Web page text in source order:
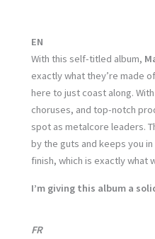
EN
With this self-titled album,
exactly what they’re made
here to just coast along.
choruses, and top-notch
spot as metalcore leaders.
by the guts and keeps you
finish, which is exactly what
I’m giving this album a
FR